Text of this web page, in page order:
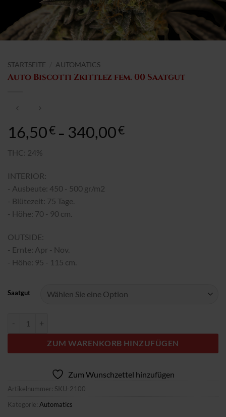
STARTSEITE AUTOMATICS
Auto Biscotti Zkittlez fem. 00 Saatgut
16,50€ – 340,00€Preisspanne:
THC: 24%
INTERIOR:
- Ausbeute: 450 - 500 gr/m2
- Blütezeit: 75 Tage.
- Höhe: 70 - 90 cm.
OUTSIDE:
- Ernte: Apr - Nov.
- Höhe: 95 - 115 cm.
Saatgut
ZUM WARENKORB HINZUFÜGEN
Zum Wunschzettel hinzufügen
Artikelnummer: SKU-2100
Kategorie: Automatics